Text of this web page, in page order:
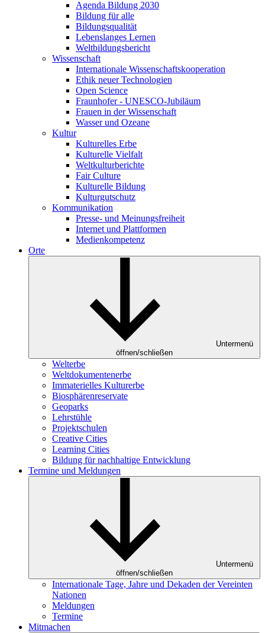
Agenda Bildung 2030
Bildung für alle
Bildungsqualität
Lebenslanges Lernen
Weltbildungsbericht
Wissenschaft
Internationale Wissenschaftskooperation
Ethik neuer Technologien
Open Science
Fraunhofer - UNESCO-Jubiläum
Frauen in der Wissenschaft
Wasser und Ozeane
Kultur
Kulturelles Erbe
Kulturelle Vielfalt
Weltkulturberichte
Fair Culture
Kulturelle Bildung
Kulturgutschutz
Kommunikation
Presse- und Meinungsfreiheit
Internet und Plattformen
Medienkompetenz
Orte
Untermenü
öffnen/schließen
Welterbe
Weltdokumentenerbe
Immaterielles Kulturerbe
Biosphärenreservate
Geoparks
Lehrstühle
Projektschulen
Creative Cities
Learning Cities
Bildung für nachhaltige Entwicklung
Termine und Meldungen
Untermenü
öffnen/schließen
Internationale Tage, Jahre und Dekaden der Vereinten
Nationen
Meldungen
Termine
Mitmachen